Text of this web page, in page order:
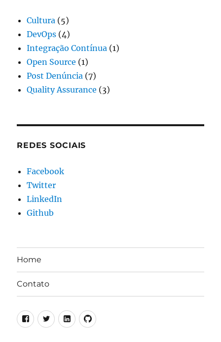
Cultura (5)
DevOps (4)
Integração Contínua (1)
Open Source (1)
Post Denúncia (7)
Quality Assurance (3)
REDES SOCIAIS
Facebook
Twitter
LinkedIn
Github
Home
Contato
Facebook
TwitterLinkedInGithub